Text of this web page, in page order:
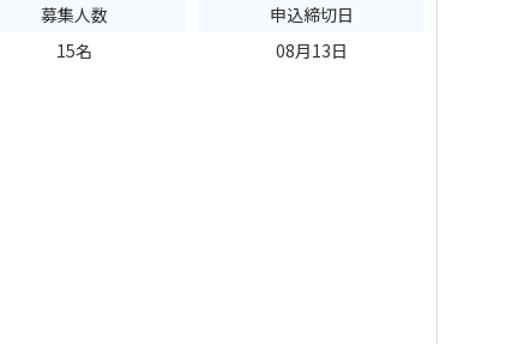
募集人数
15名
申込締切日
08月13日